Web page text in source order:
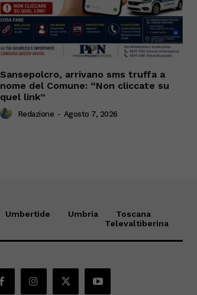
Sansepolcro, arrivano sms truffa a
nome del Comune: “Non cliccate su
quel link”
Redazione - Agosto 7, 2026
Umbertide Umbria
Toscana
Televaltiberina